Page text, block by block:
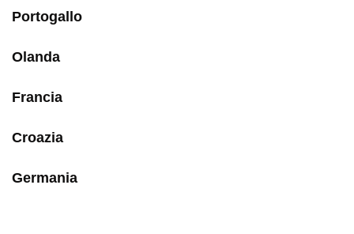
Portogallo
Olanda
Francia
Croazia
Germania